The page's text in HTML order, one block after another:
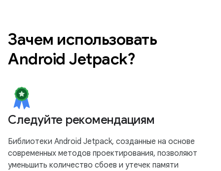
Зачем использовать
Android Jetpack?
Следуйте рекомендациям
Библиотеки Android Jetpack, созданные на основе
современных методов проектирования, позволяют
уменьшить количество сбоев и утечек памяти